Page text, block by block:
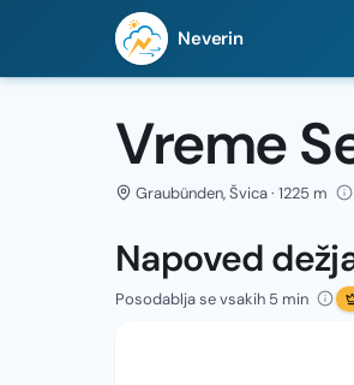
Neverin
Vreme
Graubünden, Švica · 1225 m
Napoved
Posodablja se vsakih 5 min